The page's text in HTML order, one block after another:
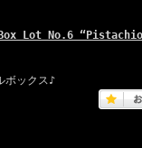
Lot No.6 “Pistachio
ボックス♪